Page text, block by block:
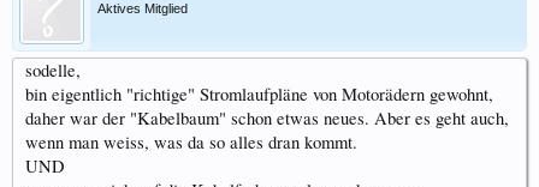
Aktives Mitglied
sodelle,
bin eigentlich "richtige" Stromlaufpläne von Motorädern gewohnt,
daher war der "Kabelbaum" schon etwas neues. Aber es geht auch,
wenn man weiss, was da so alles dran kommt.
UND